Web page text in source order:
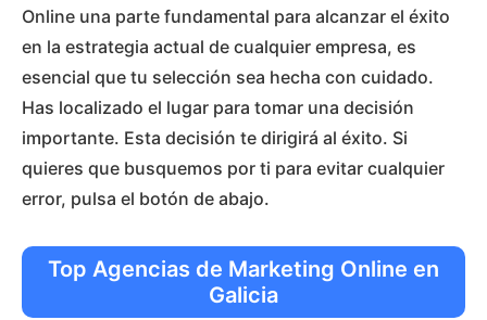
Online una parte fundamental para alcanzar el éxito
en la estrategia actual de cualquier empresa, es
esencial que tu selección sea hecha con cuidado.
Has localizado el lugar para tomar una decisión
importante. Esta decisión te dirigirá al éxito. Si
quieres que busquemos por ti para evitar cualquier
error, pulsa el botón de abajo.
Top Agencias de Marketing Online en
Galicia